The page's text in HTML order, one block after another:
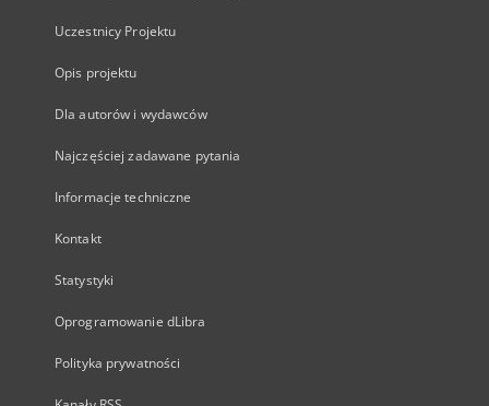
Uczestnicy Projektu
Opis projektu
Dla autorów i wydawców
Najczęściej zadawane pytania
Informacje techniczne
Kontakt
Statystyki
Oprogramowanie dLibra
Polityka prywatności